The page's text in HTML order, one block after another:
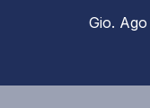
Gio.